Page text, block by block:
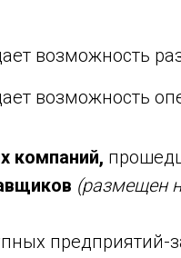
возможность
возможность
компаний,
(размещен
предприятий-